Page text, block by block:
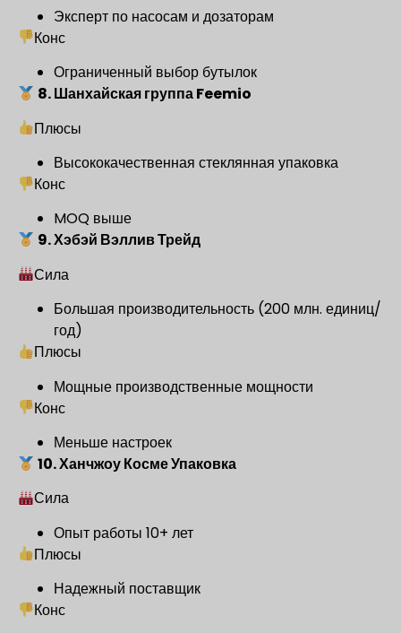
Эксперт по насосам и дозаторам
Конс
Ограниченный выбор бутылок
8. Шанхайская группа Feemio
Плюсы
Высококачественная стеклянная упаковка
Конс
MOQ выше
9. Хэбэй Вэллив Трейд
Сила
Большая производительность (200 млн. единиц/
год)
Плюсы
Мощные производственные мощности
Конс
Меньше настроек
10. Ханчжоу Косме Упаковка
Сила
Опыт работы 10+ лет
Плюсы
Надежный поставщик
Конс